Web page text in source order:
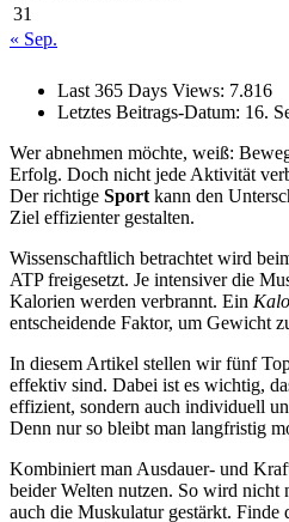
31
« Sep.
Last 365 Days Views: 7.816
Letztes Beitrags-Datum: 16.
Wer abnehmen möchte, weiß:
Erfolg. Doch nicht jede Aktivität
Der richtige Sport kann den
Ziel effizienter gestalten.
Wissenschaftlich betrachtet wird
ATP freigesetzt. Je intensiver die
Kalorien werden verbrannt. Ein
entscheidende Faktor, um Gewicht
In diesem Artikel stellen wir fünf
effektiv sind. Dabei ist es wichtig,
effizient, sondern auch individuell
Denn nur so bleibt man langfristig
Kombiniert man Ausdauer- und
beider Welten nutzen. So wird nicht
auch die Muskulatur gestärkt. Finde